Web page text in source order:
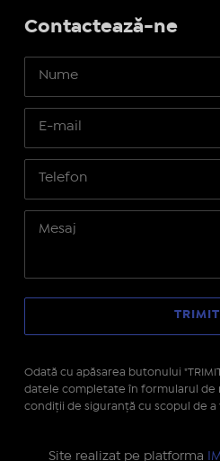
Contactează-ne
Odată cu apăsarea butonului
datele completate în formularul de
condiţii de siguranţă cu scopul de a
Site realizat pe platforma